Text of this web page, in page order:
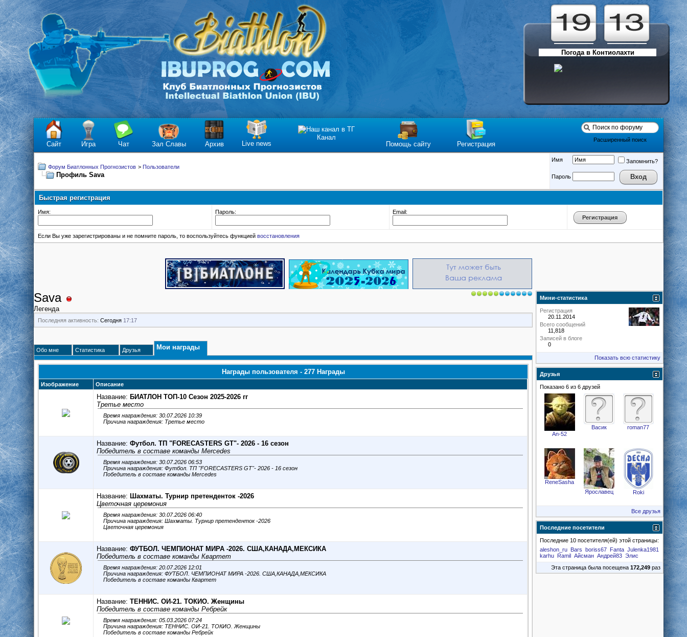
Погода в Контиолахти
Расширенный поиск
Сайт Игра Чат Зал Славы Архив Live news
Канал
Помощь сайту
Регистрация
Форум Биатлонных Прогнозистов > Пользователи
Профиль Sava
Имя Запомнить?
Пароль
Быстрая регистрация
Имя: Пароль: Email:
Если Вы уже зарегистрированы и не помните пароль, то воспользуйтесь функцией восстановления
Sava
Легенда
Последняя активность: Сегодня 17:17
Обо мне Статистика Друзья Мои награды
Награды пользователя - 277 Награды
Изображение Описание
Название: БИАТЛОН ТОП-10 Сезон 2025-2026 гг
Третье место
Время награждения: 30.07.2026 10:39
Причина награждения: Третье место
Название: Футбол. ТП "FORECASTERS GT"- 2026 - 16 сезон
Победитель в составе команды Mercedes
Время награждения: 30.07.2026 06:53
Причина награждения: Футбол. ТП "FORECASTERS GT"- 2026 - 16 сезон
Победитель в составе команды Mercedes
Название: Шахматы. Турнир претенденток -2026
Цветочная церемония
Время награждения: 30.07.2026 06:40
Причина награждения: Шахматы. Турнир претенденток -2026
Цветочная церемония
Название: ФУТБОЛ. ЧЕМПИОНАТ МИРА -2026. США,КАНАДА,МЕКСИКА
Победитель в составе команды Квартет
Время награждения: 20.07.2026 12:01
Причина награждения: ФУТБОЛ. ЧЕМПИОНАТ МИРА -2026. США,КАНАДА,МЕКСИКА
Победитель в составе команды Квартет
Название: ТЕННИС. ОИ-21. ТОКИО. Женщины
Победитель в составе команды Ребрейк
Время награждения: 05.03.2026 07:24
Причина награждения: ТЕННИС. ОИ-21. ТОКИО. Женщины
Победитель в составе команды Ребрейк
Мини-статистика
Регистрация
20.11.2014
Всего сообщений
11,818
Записей в блоге
0
Показать всю статистику
Друзья
Показано 6 из 6 друзей
An-52
Васик roman77
ReneSasha
Ярославец
Roki
Все друзья
Последние посетители
Последние 10 посетителя(ей) этой страницы:
aleshon_ru Bars boriss67 Fanta Julenka1981
karhu Ramil Айсман Андрей83 Элис
Эта страница была посещена 172,249 раз